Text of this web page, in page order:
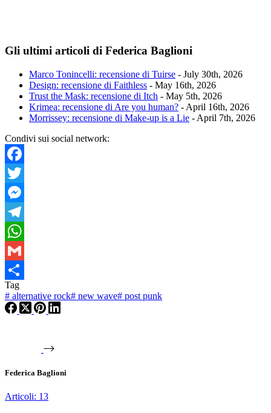
Gli ultimi articoli di Federica Baglioni
Marco Tonincelli: recensione di Tuirse - July 30th, 2026
Design: recensione di Faithless - May 16th, 2026
Trust the Mask: recensione di Itch - May 5th, 2026
Krimea: recensione di Are you human? - April 16th, 2026
Morrissey: recensione di Make-up is a Lie - April 7th, 2026
Condivi sui social network:
Facebook
Twitter
Messenger
Telegram
WhatsApp
Gmail
Condividi
Tag
# alternative rock# new wave# post punk
Federica Baglioni
Articoli: 13